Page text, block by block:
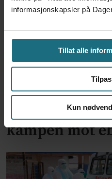
informasjonskapsler på
Tillat alle
Kun
Trump-
bevilger over
kampen mot